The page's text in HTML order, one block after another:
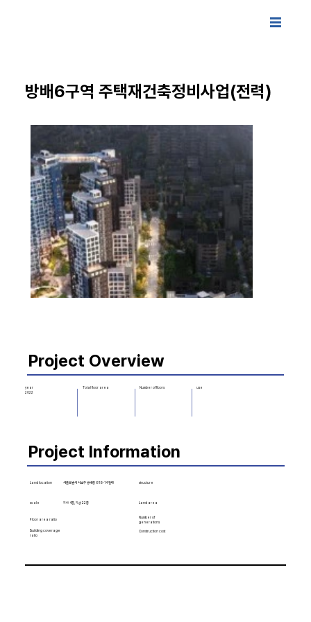
방배6구역 주택재건축정비사업(전력)
Project Overview
year
2022
Total floor area Number of floors use
Project Information
Land location 서울특별시 서초구 방배동 818-14 일대 structure
scale 지하 4층, 지상 22층 Land area
Floor area ratio
Number of
generations
Building coverage
ratio
Construction cost